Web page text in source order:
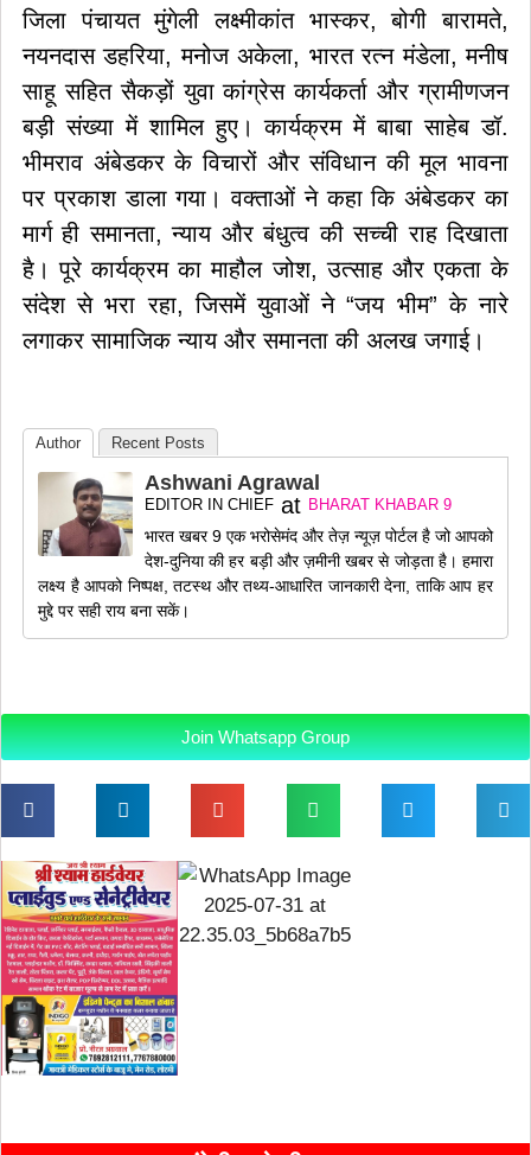
जिला पंचायत मुंगेली लक्ष्मीकांत भास्कर, बोगी बारामते,
नयनदास डहरिया, मनोज अकेला, भारत रत्न मंडेला, मनीष
साहू सहित सैकड़ों युवा कांग्रेस कार्यकर्ता और ग्रामीणजन
बड़ी संख्या में शामिल हुए। कार्यक्रम में बाबा साहेब डॉ.
भीमराव अंबेडकर के विचारों और संविधान की मूल भावना
पर प्रकाश डाला गया। वक्ताओं ने कहा कि अंबेडकर का
मार्ग ही समानता, न्याय और बंधुत्व की सच्ची राह दिखाता
है। पूरे कार्यक्रम का माहौल जोश, उत्साह और एकता के
संदेश से भरा रहा, जिसमें युवाओं ने “जय भीम” के नारे
लगाकर सामाजिक न्याय और समानता की अलख जगाई।
Author Recent Posts
Ashwani Agrawal
EDITOR IN CHIEF at BHARAT KHABAR 9
भारत खबर 9 एक भरोसेमंद और तेज़ न्यूज़ पोर्टल है जो आपको
देश-दुनिया की हर बड़ी और ज़मीनी खबर से जोड़ता है। हमारा
लक्ष्य है आपको निष्पक्ष, तटस्थ और तथ्य-आधारित जानकारी देना, ताकि आप हर
मुद्दे पर सही राय बना सकें।
Join Whatsapp Group